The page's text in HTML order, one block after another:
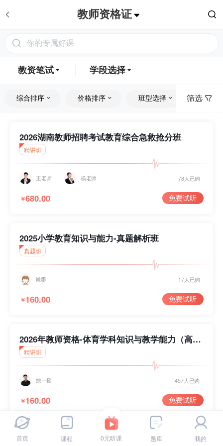
教师资格证
你的专属好课
教资笔试 学段选择
普通话
幼儿 高中
综合排序 价格排序 班型选择 课程类
人气
低到高
免费
付费
套餐班
单科班
公开课
真题解析课
模块提示课
刷题突破课
2021
2020
筛选
2026湖南教师招聘考试教育综合急救抢分班
精讲班
王老师 杨老师 78人已购
￥680.00 免费试听
2025小学教育知识与能力-真题解析班
真题班
肖娜 17人已购
￥160.00 免费试听
2026年教师资格-体育学科知识与教学能力（高
中）-精讲班
精讲班
姚一摇 457人已购
￥160.00 免费试听
2026年教师资格-体育学科知识与教学能力（初
首页 课程 0元听课 题库 我的